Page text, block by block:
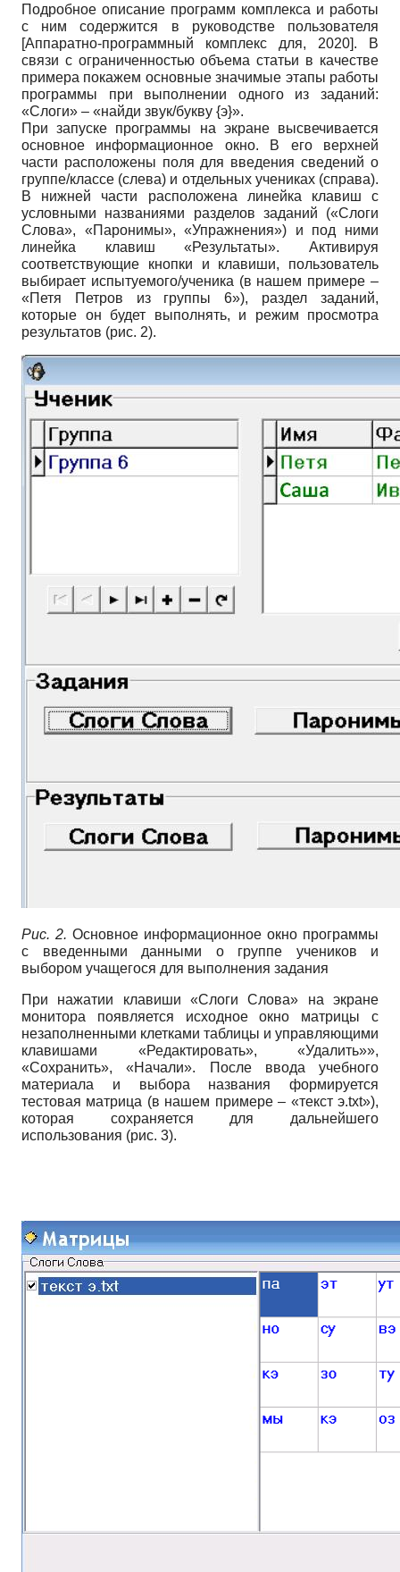
Подробное описание программ комплекса и работы
с ним содержится в руководстве пользователя
[Аппаратно-программный комплекс для, 2020]. В
связи с ограниченностью объема статьи в качестве
примера покажем основные значимые этапы работы
программы при выполнении одного из заданий:
«Слоги» – «найди звук/букву {э}».
При запуске программы на экране высвечивается
основное информационное окно. В его верхней
части расположены поля для введения сведений о
группе/классе (слева) и отдельных учениках (справа).
В нижней части расположена линейка клавиш с
условными названиями разделов заданий («Слоги
Слова», «Паронимы», «Упражнения») и под ними
линейка клавиш «Результаты». Активируя
соответствующие кнопки и клавиши, пользователь
выбирает испытуемого/ученика (в нашем примере –
«Петя Петров из группы 6»), раздел заданий,
которые он будет выполнять, и режим просмотра
результатов (рис. 2).
Рис. 2. Основное информационное окно программы
с введенными данными о группе учеников и
выбором учащегося для выполнения задания
При нажатии клавиши «Слоги Слова» на экране
монитора появляется исходное окно матрицы с
незаполненными клетками таблицы и управляющими
клавишами «Редактировать», «Удалить»»,
«Сохранить», «Начали». После ввода учебного
материала и выбора названия формируется
тестовая матрица (в нашем примере – «текст э.txt»),
которая сохраняется для дальнейшего
использования (рис. 3).